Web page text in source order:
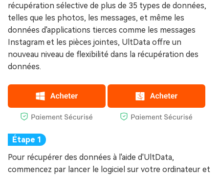
récupération sélective de plus de 35 types de données,
telles que les photos, les messages, et même les
données d'applications tierces comme les messages
Instagram et les pièces jointes, UltData offre un
nouveau niveau de flexibilité dans la récupération des
données.
Pour récupérer des données à l'aide d'UltData,
commencez par lancer le logiciel sur votre ordinateur et